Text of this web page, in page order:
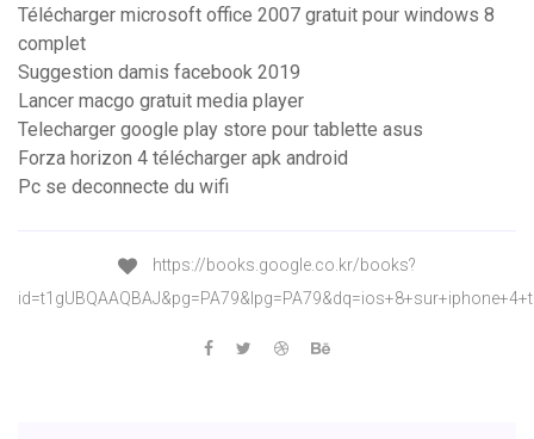
Télécharger microsoft office 2007 gratuit pour windows 8
complet
Suggestion damis facebook 2019
Lancer macgo gratuit media player
Telecharger google play store pour tablette asus
Forza horizon 4 télécharger apk android
Pc se deconnecte du wifi
https://books.google.co.kr/books?